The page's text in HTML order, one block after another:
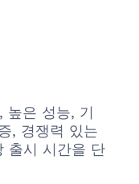
높은 성능, 기
, 경쟁력 있는
출시 시간을 단